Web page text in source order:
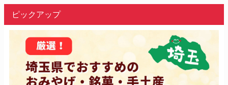
ピックアップ